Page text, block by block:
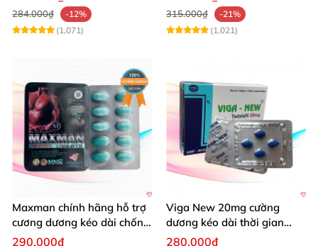
284.000₫
-12%
(1,071)
315.000₫
-21%
(1,021)
Maxman chính hãng hỗ trợ
cương dương kéo dài chống
xuất tinh sớm 10 viên
290.000₫
Viga New 20mg cường
dương kéo dài thời gian
chống xuất tinh hiệu quả
280.000₫